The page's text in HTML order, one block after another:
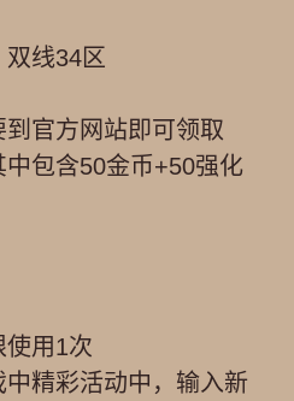
双线34区
到官方网站即可领取
中包含50金币+50强化
使用1次
精彩活动中，输入新